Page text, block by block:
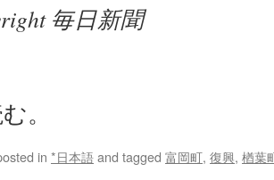
毎日新聞
。
in *日本語and tagged 富岡町, 復興, 楢葉